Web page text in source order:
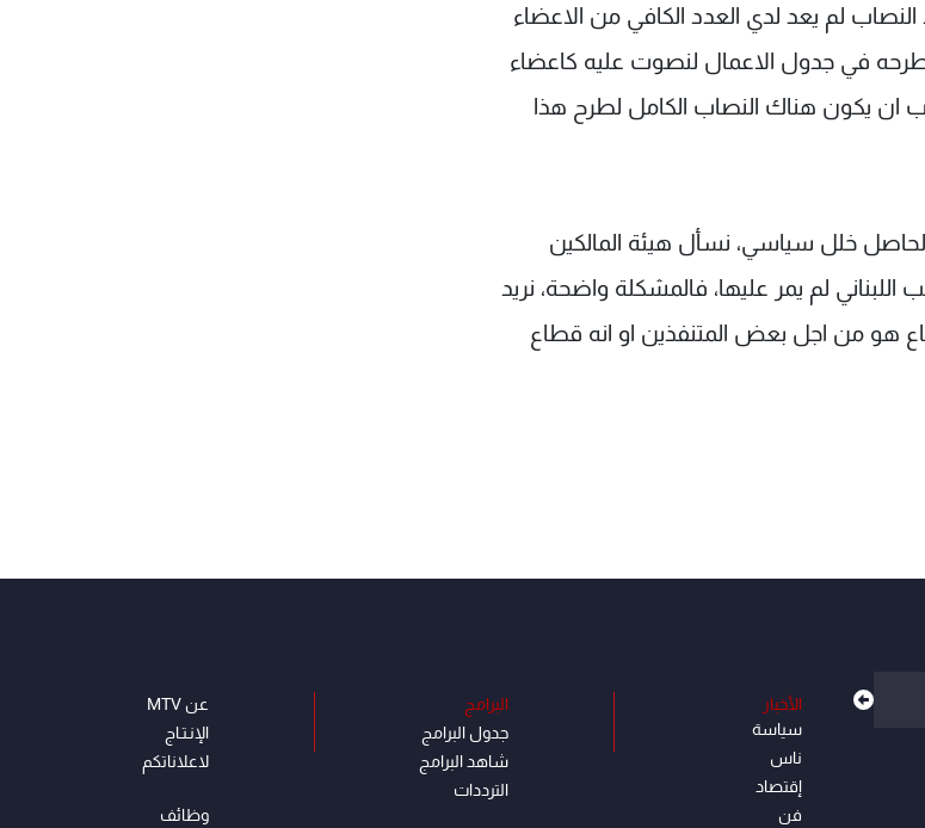
النصاب لم يعد لدي العدد الكافي من الاعضاء
في جدول الاعمال لنصوت عليه كاعضاء
ان يكون هناك النصاب الكامل لطرح هذا
خلل سياسي، نسأل هيئة المالكين
لم يمر عليها، فالمشكلة واضحة، نريد
هو من اجل بعض المتنفذين او انه قطاع
الأخبار
سياسة
ناس
إقتصاد
فن
البرامج
جدول البرامج
شاهد البرامج
الترددات
عن MTV
الإنـتـاج
لاعلاناتكم
وظائف